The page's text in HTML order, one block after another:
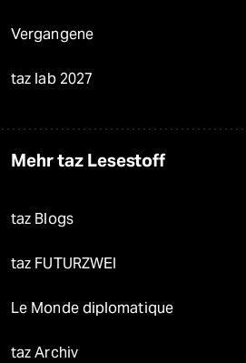
Vergangene
taz lab 2027
Mehr taz Lesestoff
taz Blogs
taz FUTURZWEI
Le Monde diplomatique
taz Archiv